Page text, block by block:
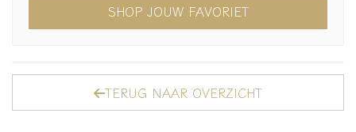
SHOP JOUW FAVORIET
TERUG NAAR OVERZICHT